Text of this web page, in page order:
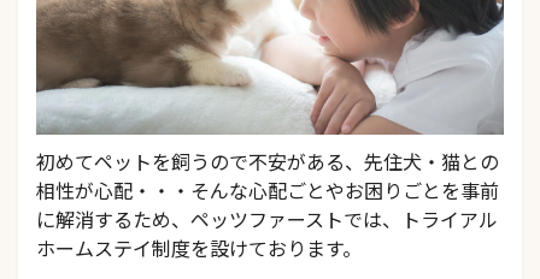
初めてペットを飼うので不安がある、先住犬・猫との
相性が心配・・・そんな心配ごとやお困りごとを事前
に解消するため、ペッツファーストでは、トライアル
ホームステイ制度を設けております。